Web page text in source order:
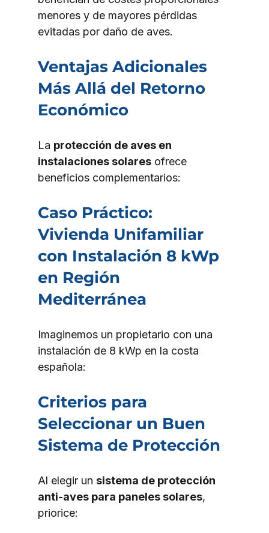
menores y de mayores pérdidas
evitadas por daño de aves.
Ventajas Adicionales
Más Allá del Retorno
Económico
La protección de aves en
instalaciones solares ofrece
beneficios complementarios:
Caso Práctico:
Vivienda Unifamiliar
con Instalación 8 kWp
en Región
Mediterránea
Imaginemos un propietario con una
instalación de 8 kWp en la costa
española:
Criterios para
Seleccionar un Buen
Sistema de Protección
Al elegir un sistema de protección
anti-aves para paneles solares,
priorice: